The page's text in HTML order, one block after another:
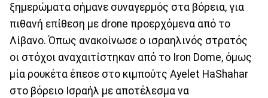
ξημερώματα σήμανε συναγερμός στα βόρεια, για
πιθανή επίθεση με drone προερχόμενα από το
Λίβανο. Όπως ανακοίνωσε ο ισραηλινός στρατός
οι στόχοι αναχαιτίστηκαν από το Iron Dome, όμως
μία ρουκέτα έπεσε στο κιμπούτς Ayelet HaShahar
στο βόρειο Ισραήλ με αποτέλεσμα να